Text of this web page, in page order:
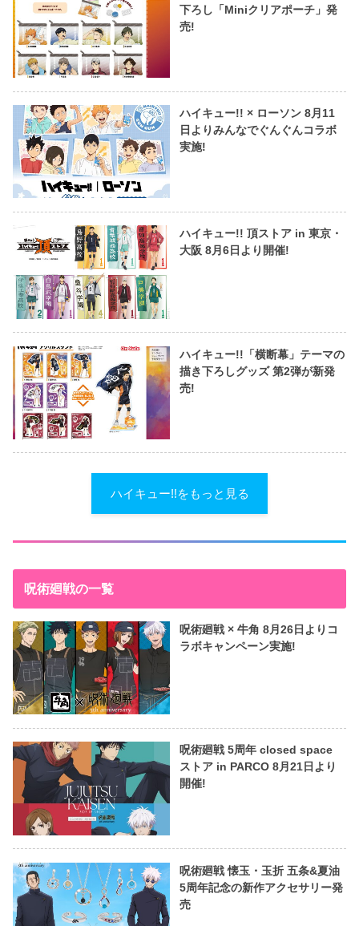
下ろし「Miniクリアポーチ」発
売!
ハイキュー!! × ローソン 8月11
日よりみんなでぐんぐんコラボ
実施!
ハイキュー!! 頂ストア in 東京・
大阪 8月6日より開催!
ハイキュー!!「横断幕」テーマの
描き下ろしグッズ 第2弾が新発
売!
ハイキュー!!をもっと見る
呪術廻戦の一覧
呪術廻戦 × 牛角 8月26日よりコ
ラボキャンペーン実施!
呪術廻戦 5周年 closed space
ストア in PARCO 8月21日より
開催!
呪術廻戦 懐玉・玉折 五条&夏油
5周年記念の新作アクセサリー発
売